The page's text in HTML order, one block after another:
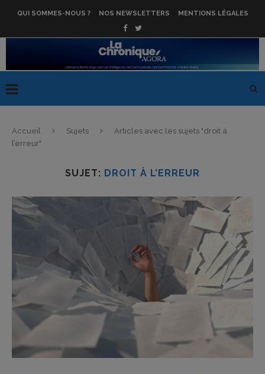
QUI SOMMES-NOUS ? NOS NEWSLETTERS MENTIONS LÉGALES
Accueil Sujets
Articles avec les sujets "droit à
l’erreur"
SUJET: DROIT À L’ERREUR